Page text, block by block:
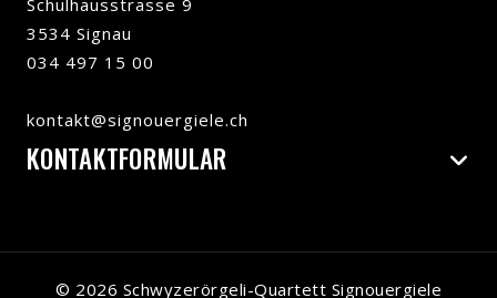
Schulhausstrasse 9
3534 Signau
034 497 15 00
kontakt@signouergiele.ch
KONTAKTFORMULAR
© 2026 Schwyzerörgeli-Quartett Signouergiele